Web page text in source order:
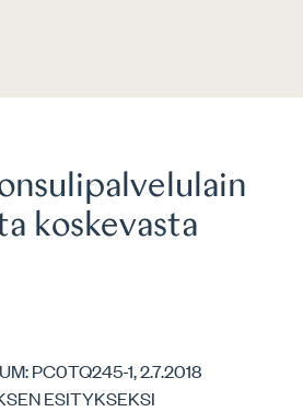
koskevasta
PC0TQ245-1, 2.7.2018
ESITYKSEKSI